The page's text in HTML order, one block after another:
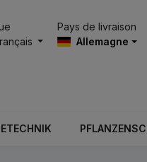
Pays de livraison
Allemagne